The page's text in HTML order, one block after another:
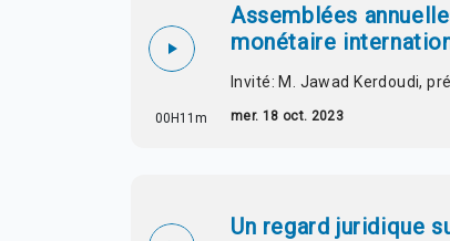
00H11m
Assemblées
monétaire
Invité: M. Jawad Kerdoudi,
mer. 18 oct. 2023
Un regard juridique